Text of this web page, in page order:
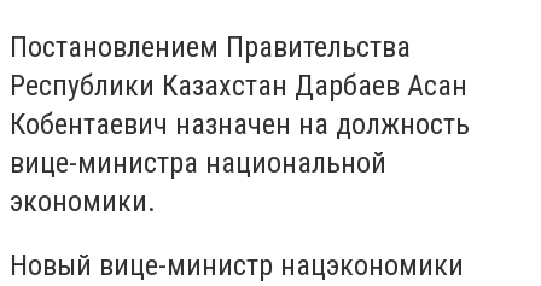
Постановлением Правительства
Республики Казахстан Дарбаев Асан
Кобентаевич назначен на должность
вице-министра национальной
экономики.
Новый вице-министр нацэкономики